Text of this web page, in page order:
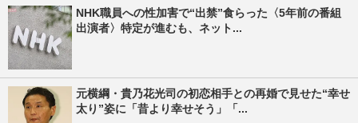
NHK職員への性加害で“出禁”食らった〈5年前の番組
出演者〉特定が進むも、ネット...
元横綱・貴乃花光司の初恋相手との再婚で見せた“幸せ
太り”姿に「昔より幸せそう」「...